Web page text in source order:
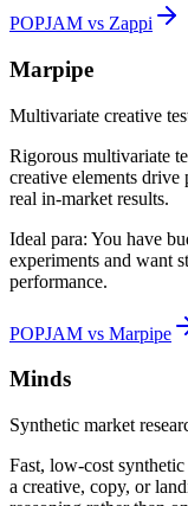
POPJAM vs Zappi
Marpipe
Multivariate creative
Rigorous multivariate
creative elements
real in-market results.
Ideal para: You have
experiments and want
performance.
POPJAM vs Marpipe
Minds
Synthetic market
Fast, low-cost
a creative, copy, or